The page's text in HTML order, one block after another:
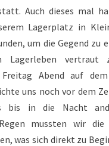
Auch dieses mal
Lagerplatz in
um die Gegend zu
vertraut
Abend auf
uns noch vor dem
bis in die Nacht
mussten wir
was sich direkt zu